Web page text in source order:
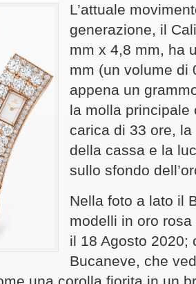
L’attuale
generazione, il
mm x 4,8 mm, ha
mm (un volume di
appena un
la molla principale
carica di 33 ore,
della cassa e la
sullo sfondo
Nella foto a lato il
modelli in oro
il 18 Agosto 2020;
Bucaneve, che
una corolla fiorita in un